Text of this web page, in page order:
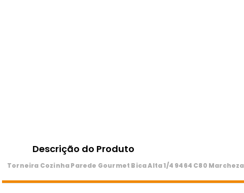
Descrição do Produto
Torneira Cozinha Parede Gourmet Bica Alta 1/4 9464 C80